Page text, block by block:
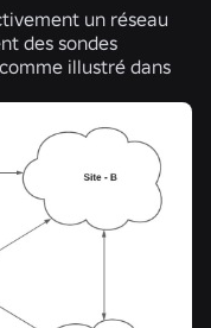
un réseau
des sondes
illustré dans